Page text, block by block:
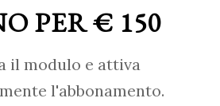
PER € 150
il modulo e attiva
l'abbonamento.